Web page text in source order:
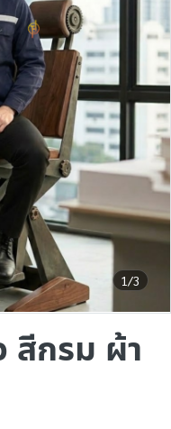
1/3
สีกรม ผ้า